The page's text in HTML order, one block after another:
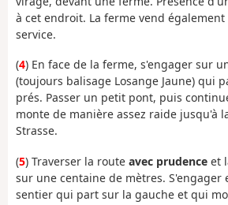
à cet endroit. La ferme vend
service.
(4) En face de la ferme, s'engager sur
(toujours balisage Losange Jaune) qui
prés. Passer un petit pont, puis
monte de manière assez raide jusqu'à
Strasse.
(5) Traverser la route avec prudence et
sur une centaine de mètres. S'engager
sentier qui part sur la gauche et qui